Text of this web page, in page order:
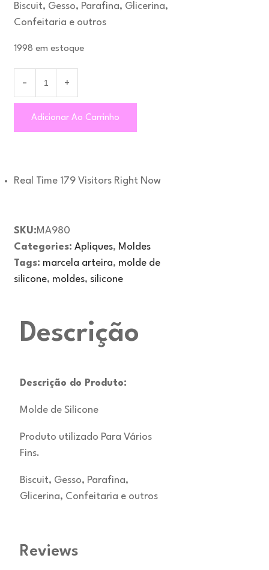
Biscuit, Gesso, Parafina, Glicerina,
Confeitaria e outros
1998 em estoque
Adicionar Ao Carrinho
Real Time 179 Visitors Right Now
SKU:MA980
Categories: Apliques, Moldes
Tags: marcela arteira, molde de
silicone, moldes, silicone
Descrição
Descrição do Produto:
Molde de Silicone
Produto utilizado Para Vários
Fins.
Biscuit, Gesso, Parafina,
Glicerina, Confeitaria e outros
Reviews